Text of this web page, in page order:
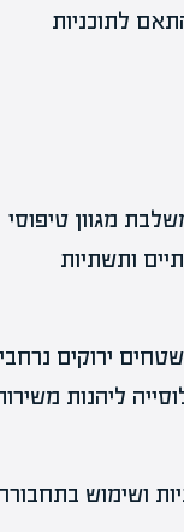
לתוכניות
מגוון טיפוסי
ותשתיות
ירוקים
ליהנות
ושימוש